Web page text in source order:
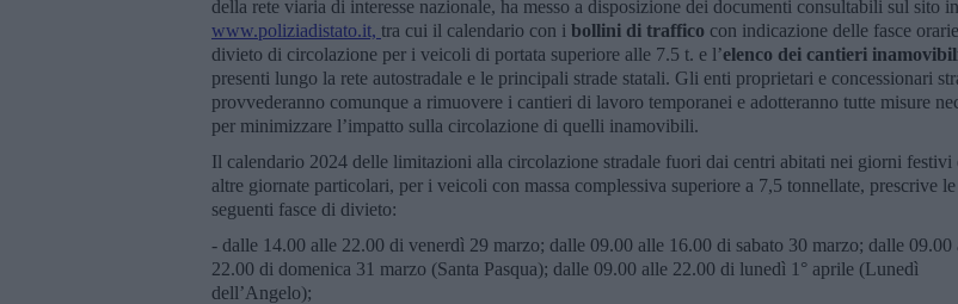
della rete viaria di interesse nazionale, ha messo a disposizione dei documenti consultabili sul sito
www.poliziadistato.it, tra cui il calendario con i bollini di traffico con indicazione delle fasce
divieto di circolazione per i veicoli di portata superiore alle 7.5 t. e l’elenco dei cantieri
presenti lungo la rete autostradale e le principali strade statali. Gli enti proprietari e concessionari
provvederanno comunque a rimuovere i cantieri di lavoro temporanei e adotteranno tutte misure
per minimizzare l’impatto sulla circolazione di quelli inamovibili.
Il calendario 2024 delle limitazioni alla circolazione stradale fuori dai centri abitati nei giorni festivi
altre giornate particolari, per i veicoli con massa complessiva superiore a 7,5 tonnellate, prescrive le
seguenti fasce di divieto:
- dalle 14.00 alle 22.00 di venerdì 29 marzo; dalle 09.00 alle 16.00 di sabato 30 marzo; dalle 09.00
22.00 di domenica 31 marzo (Santa Pasqua); dalle 09.00 alle 22.00 di lunedì 1° aprile (Lunedì
dell’Angelo);